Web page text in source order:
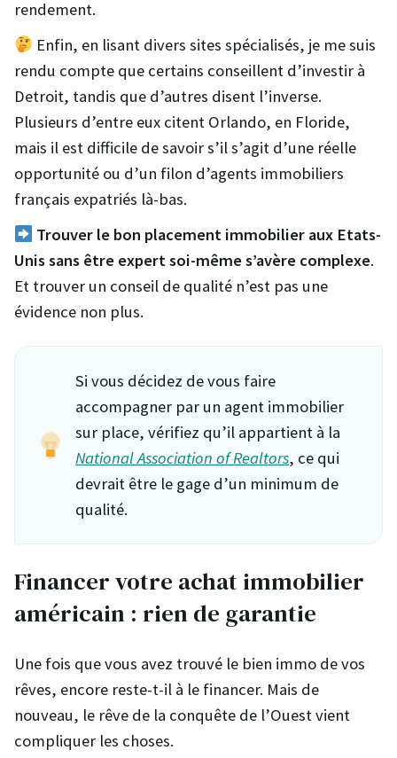
rendement.
Enfin, en lisant divers sites spécialisés, je me suis
rendu compte que certains conseillent d’investir à
Detroit, tandis que d’autres disent l’inverse.
Plusieurs d’entre eux citent Orlando, en Floride,
mais il est difficile de savoir s’il s’agit d’une réelle
opportunité ou d’un filon d’agents immobiliers
français expatriés là-bas.
Trouver le bon placement immobilier aux Etats-
Unis sans être expert soi-même s’avère complexe.
Et trouver un conseil de qualité n’est pas une
évidence non plus.
Si vous décidez de vous faire
accompagner par un agent immobilier
sur place, vérifiez qu’il appartient à la
National Association of Realtors, ce qui
devrait être le gage d’un minimum de
qualité.
Financer votre achat immobilier
américain : rien de garantie
Une fois que vous avez trouvé le bien immo de vos
rêves, encore reste-t-il à le financer. Mais de
nouveau, le rêve de la conquête de l’Ouest vient
compliquer les choses.